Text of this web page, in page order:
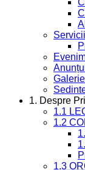
1. Despre
1.1
1.2
1.3